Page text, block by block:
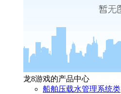
龙8游戏的产品中心
船舶压载水管理系统类